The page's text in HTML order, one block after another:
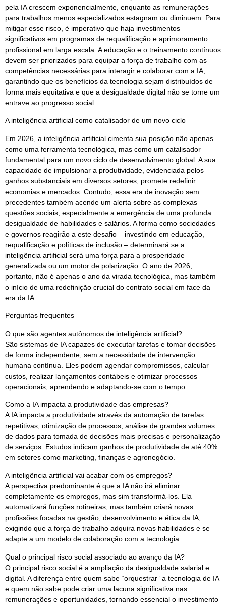
pela IA crescem exponencialmente, enquanto as remunerações
para trabalhos menos especializados estagnam ou diminuem. Para
mitigar esse risco, é imperativo que haja investimentos
significativos em programas de requalificação e aprimoramento
profissional em larga escala. A educação e o treinamento contínuos
devem ser priorizados para equipar a força de trabalho com as
competências necessárias para interagir e colaborar com a IA,
garantindo que os benefícios da tecnologia sejam distribuídos de
forma mais equitativa e que a desigualdade digital não se torne um
entrave ao progresso social.
A inteligência artificial como catalisador de um novo ciclo
Em 2026, a inteligência artificial cimenta sua posição não apenas
como uma ferramenta tecnológica, mas como um catalisador
fundamental para um novo ciclo de desenvolvimento global. A sua
capacidade de impulsionar a produtividade, evidenciada pelos
ganhos substanciais em diversos setores, promete redefinir
economias e mercados. Contudo, essa era de inovação sem
precedentes também acende um alerta sobre as complexas
questões sociais, especialmente a emergência de uma profunda
desigualdade de habilidades e salários. A forma como sociedades
e governos reagirão a este desafio – investindo em educação,
requalificação e políticas de inclusão – determinará se a
inteligência artificial será uma força para a prosperidade
generalizada ou um motor de polarização. O ano de 2026,
portanto, não é apenas o ano da virada tecnológica, mas também
o início de uma redefinição crucial do contrato social em face da
era da IA.
Perguntas frequentes
O que são agentes autônomos de inteligência artificial?
São sistemas de IA capazes de executar tarefas e tomar decisões
de forma independente, sem a necessidade de intervenção
humana contínua. Eles podem agendar compromissos, calcular
custos, realizar lançamentos contábeis e otimizar processos
operacionais, aprendendo e adaptando-se com o tempo.
Como a IA impacta a produtividade das empresas?
A IA impacta a produtividade através da automação de tarefas
repetitivas, otimização de processos, análise de grandes volumes
de dados para tomada de decisões mais precisas e personalização
de serviços. Estudos indicam ganhos de produtividade de até 40%
em setores como marketing, finanças e agronegócio.
A inteligência artificial vai acabar com os empregos?
A perspectiva predominante é que a IA não irá eliminar
completamente os empregos, mas sim transformá-los. Ela
automatizará funções rotineiras, mas também criará novas
profissões focadas na gestão, desenvolvimento e ética da IA,
exigindo que a força de trabalho adquira novas habilidades e se
adapte a um modelo de colaboração com a tecnologia.
Qual o principal risco social associado ao avanço da IA?
O principal risco social é a ampliação da desigualdade salarial e
digital. A diferença entre quem sabe “orquestrar” a tecnologia de IA
e quem não sabe pode criar uma lacuna significativa nas
remunerações e oportunidades, tornando essencial o investimento